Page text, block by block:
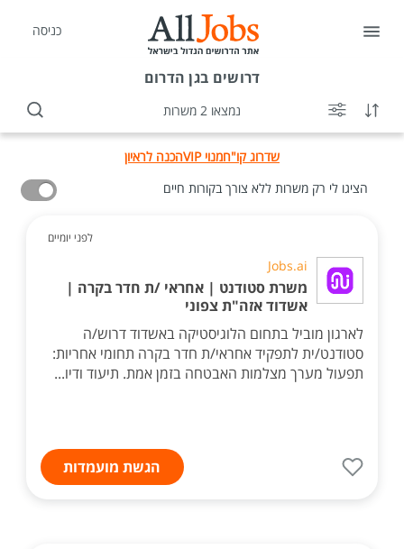
כניסה
דרושים בגן הדרום
נמצאו 2 משרות
שדרוג קו"חמנוי VIP
הכנה לראיון
הציגו לי רק משרות ללא צורך בקורות חיים
לפני יומיים
Jobs.ai
משרת סטודנט | אחראי /ת חדר בקרה |
אשדוד אזה"ת צפוני
לארגון מוביל בתחום הלוגיסטיקה באשדוד דרוש/ה
סטודנט/ית לתפקיד אחראי/ת חדר בקרה תחומי אחריות:
תפעול מערך מצלמות האבטחה בזמן אמת. תיעוד ודיו...
הגשת מועמדות